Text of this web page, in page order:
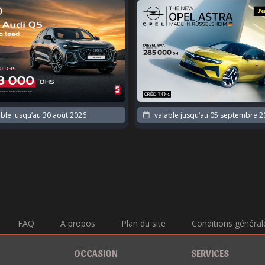
jusqu’au 05 septembre 2026 valable jusqu’au 30 août 2026
FAQ A propos Plan du site Conditions
OCCASION SERVICES